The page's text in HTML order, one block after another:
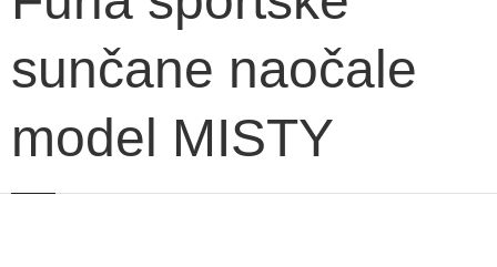
sunčane naočale
model MISTY